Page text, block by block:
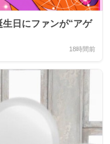
日にファンが“アゲ
18時間前